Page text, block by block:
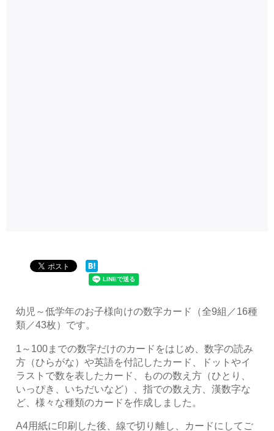
幼児～低学年のお子様向けの数字カード（全9組／16種
類／43枚）です。
1～100までの数字だけのカードをはじめ、数字の読み
方（ひらがな）や英語を付記したカード、ドットやイ
ラストで数を表したカード、ものの数え方（ひとり、
いっぴき、いちだいなど）、指での数え方、漢数字な
ど、様々な種類のカードを作成しました。
A4用紙に印刷した後、線で切り離し、カードにしてご